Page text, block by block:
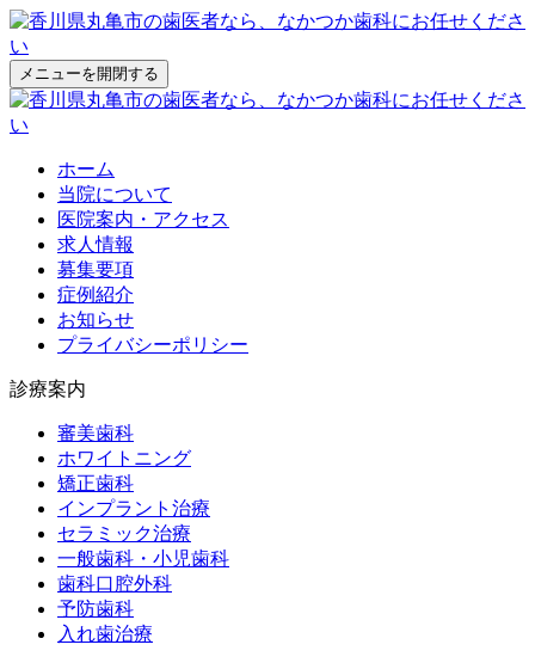
メニューを開閉する
ホーム
当院について
医院案内・アクセス
求人情報
募集要項
症例紹介
お知らせ
プライバシーポリシー
診療案内
審美歯科
ホワイトニング
矯正歯科
インプラント治療
セラミック治療
一般歯科・小児歯科
歯科口腔外科
予防歯科
入れ歯治療